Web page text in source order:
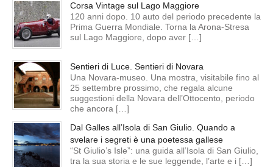
Corsa Vintage sul Lago Maggiore
120 anni dopo. 10 auto del periodo precedente la
Prima Guerra Mondiale. Torna la Arona-Stresa
sul Lago Maggiore, dopo aver […]
Sentieri di Luce. Sentieri di Novara
Una Novara-museo. Una mostra, visitabile fino al
25 settembre prossimo, che regala alcune
suggestioni della Novara dell’Ottocento, periodo
che ancora […]
Dal Galles all’Isola di San Giulio. Quando a
svelare i segreti è una poetessa gallese
“St Giulio’s Isle”: una guida all’Isola di San Giulio,
tra la sua storia e le sue leggende, l’arte e i […]